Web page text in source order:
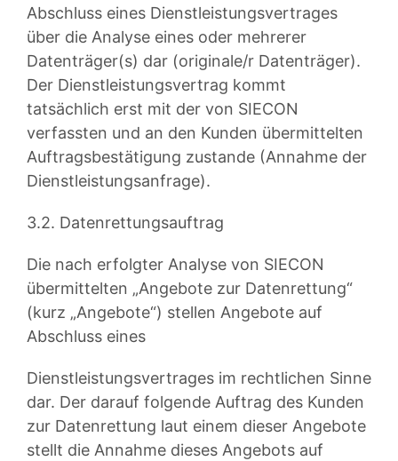
Abschluss eines Dienstleistungsvertrages
über die Analyse eines oder mehrerer
Datenträger(s) dar (originale/r Datenträger).
Der Dienstleistungsvertrag kommt
tatsächlich erst mit der von SIECON
verfassten und an den Kunden übermittelten
Auftragsbestätigung zustande (Annahme der
Dienstleistungsanfrage).
3.2. Datenrettungsauftrag
Die nach erfolgter Analyse von SIECON
übermittelten „Angebote zur Datenrettung“
(kurz „Angebote“) stellen Angebote auf
Abschluss eines
Dienstleistungsvertrages im rechtlichen Sinne
dar. Der darauf folgende Auftrag des Kunden
zur Datenrettung laut einem dieser Angebote
stellt die Annahme dieses Angebots auf